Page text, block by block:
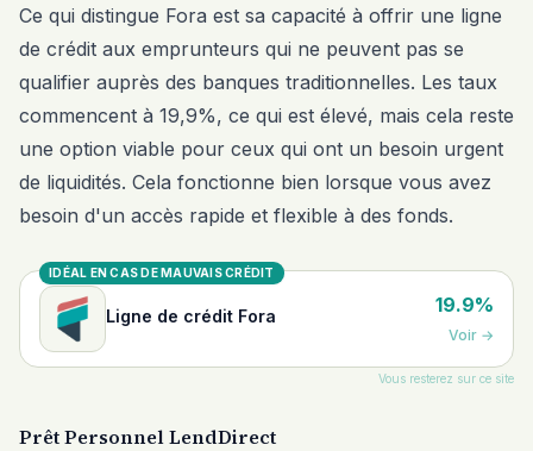
Ce qui distingue Fora est sa capacité à offrir une ligne
de crédit aux emprunteurs qui ne peuvent pas se
qualifier auprès des banques traditionnelles. Les taux
commencent à 19,9%, ce qui est élevé, mais cela reste
une option viable pour ceux qui ont un besoin urgent
de liquidités. Cela fonctionne bien lorsque vous avez
besoin d'un accès rapide et flexible à des fonds.
IDÉAL EN CAS DE MAUVAIS CRÉDIT
Ligne de crédit Fora 19.9%
Voir →
Vous resterez sur ce site
Prêt Personnel LendDirect